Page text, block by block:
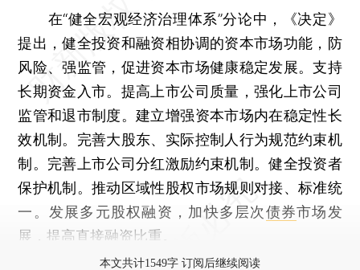
在“健全宏观经济治理体系”分论中，《决定》
提出，健全投资和融资相协调的资本市场功能，防
风险、强监管，促进资本市场健康稳定发展。支持
长期资金入市。提高上市公司质量，强化上市公司
监管和退市制度。建立增强资本市场内在稳定性长
效机制。完善大股东、实际控制人行为规范约束机
制。完善上市公司分红激励约束机制。健全投资者
保护机制。推动区域性股权市场规则对接、标准统
一。发展多元股权融资，加快多层次债券市场发
展，提高直接融资比重。
本文共计1549字 订阅后继续阅读